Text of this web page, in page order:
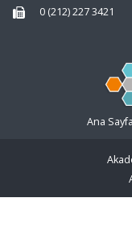
0 (212) 227 3421
Ana Sayfa